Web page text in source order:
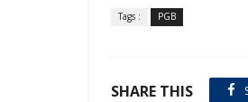
Tags : PGB
SHARE THIS